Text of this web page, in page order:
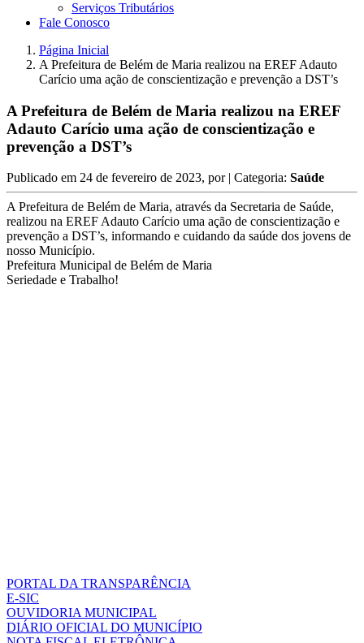
Serviços Tributários
Fale Conosco
Página Inicial
A Prefeitura de Belém de Maria realizou na EREF Adauto
Carício uma ação de conscientização e prevenção a DST’s
A Prefeitura de Belém de Maria realizou na EREF
Adauto Carício uma ação de conscientização e
prevenção a DST’s
Publicado em 24 de fevereiro de 2023, por | Categoria: Saúde
A Prefeitura de Belém de Maria, através da Secretaria de Saúde,
realizou na EREF Adauto Carício uma ação de conscientização e
prevenção a DST’s, informando e cuidando da saúde dos jovens de
nosso Município.
Prefeitura Municipal de Belém de Maria
Seriedade e Trabalho!
PORTAL DA TRANSPARÊNCIA
E-SIC
OUVIDORIA MUNICIPAL
DIÁRIO OFICIAL DO MUNICÍPIO